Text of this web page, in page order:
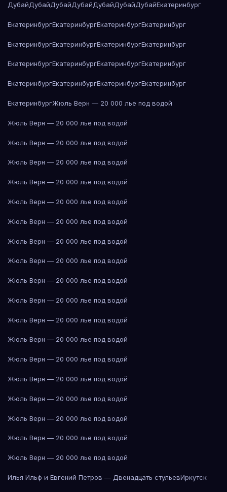
ДубайДубайДубайДубайДубайДубайДубайЕкатеринбург
ЕкатеринбургЕкатеринбургЕкатеринбургЕкатеринбург
ЕкатеринбургЕкатеринбургЕкатеринбургЕкатеринбург
ЕкатеринбургЕкатеринбургЕкатеринбургЕкатеринбург
ЕкатеринбургЕкатеринбургЕкатеринбургЕкатеринбург
ЕкатеринбургЖюль Верн — 20 000 лье под водой
Жюль Верн — 20 000 лье под водой
Жюль Верн — 20 000 лье под водой
Жюль Верн — 20 000 лье под водой
Жюль Верн — 20 000 лье под водой
Жюль Верн — 20 000 лье под водой
Жюль Верн — 20 000 лье под водой
Жюль Верн — 20 000 лье под водой
Жюль Верн — 20 000 лье под водой
Жюль Верн — 20 000 лье под водой
Жюль Верн — 20 000 лье под водой
Жюль Верн — 20 000 лье под водой
Жюль Верн — 20 000 лье под водой
Жюль Верн — 20 000 лье под водой
Жюль Верн — 20 000 лье под водой
Жюль Верн — 20 000 лье под водой
Жюль Верн — 20 000 лье под водой
Жюль Верн — 20 000 лье под водой
Жюль Верн — 20 000 лье под водой
Илья Ильф и Евгений Петров — Двенадцать стульевИркутск